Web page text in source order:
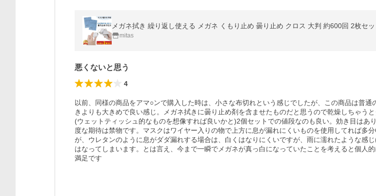
メガネ拭き 繰り返し使える メガネ くもり止め 曇り止め クロス 大判 約600回 2枚セ
mitas
悪くないと思う
4
以前、同様の商品をアマ○ンで購入した時は、小さな布切れという感じでしたが、この商品は普通
きよりも大きめで良い感じ。メガネ拭きに曇り止め剤を含ませたものだと思うので乾燥しちゃう
(ウェットティッシュ的なものを想像すれば良いかと)2個セットでの値段なのも良い。効き目はあ
度な期待は禁物です。マスクはワイヤー入りの物で上方に息が漏れにくいものを使用してれば多
が、ウレタンのように息がダダ漏れする場合は、白くはなりにくいですが、雨に濡れたような感
はなってしまいます。とは言え、今まで一瞬でメガネが真っ白になっていたことを考えると個人
満足です